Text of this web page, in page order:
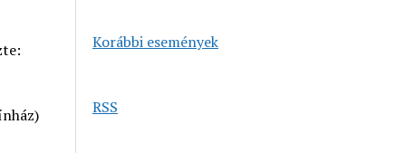
Korábbi események
RSS